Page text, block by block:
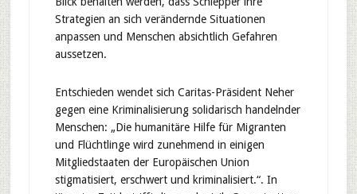
Strategien an sich verändernde Situationen
anpassen und Menschen absichtlich Gefahren
aussetzen.
Entschieden wendet sich Caritas-Präsident Neher
gegen eine Kriminalisierung solidarisch handelnder
Menschen: „Die humanitäre Hilfe für Migranten
und Flüchtlinge wird zunehmend in einigen
Mitgliedstaaten der Europäischen Union
stigmatisiert, erschwert und kriminalisiert.“. In